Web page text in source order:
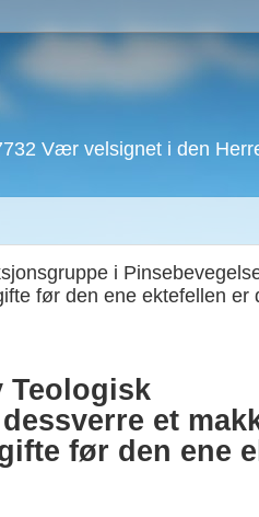
Vær velsignet i den
i
før den ene ektefellen er
Teologisk
et
før den ene